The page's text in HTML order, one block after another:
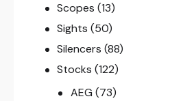
Scopes (13)
Sights (50)
Silencers (88)
Stocks (122)
AEG (73)